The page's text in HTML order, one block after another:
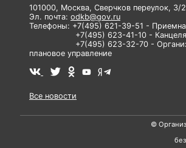
101000, Москва, Сверчков переулок, 3/
Эл. почта: odkb@gov.ru
Телефоны: +7(495) 621-39-51 -
+7(495) 623-41-10 -
+7(495) 623-32-70 -
плановое управление
Все новости
©